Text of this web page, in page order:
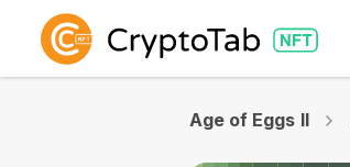
Age of Eggs II